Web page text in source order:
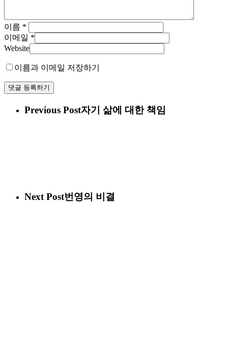
이름 *
이메일 *
Website
이름과 이메일 저장하기
Previous Post자기 삶에 대한 책임
Next Post번영의 비결